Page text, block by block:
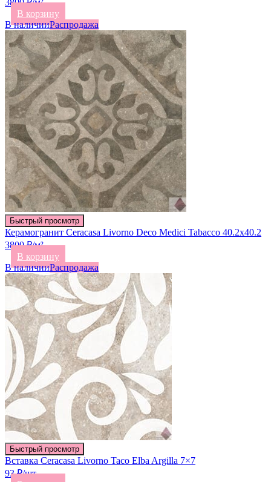
В корзину
В наличииРаспродажа
Быстрый просмотр
Керамогранит Ceracasa Livorno Deco Medici Tabacco 40.2х40.2
3800 ₽/м²
В корзину
В наличииРаспродажа
Быстрый просмотр
Вставка Ceracasa Livorno Taco Elba Argilla 7×7
93 ₽/шт